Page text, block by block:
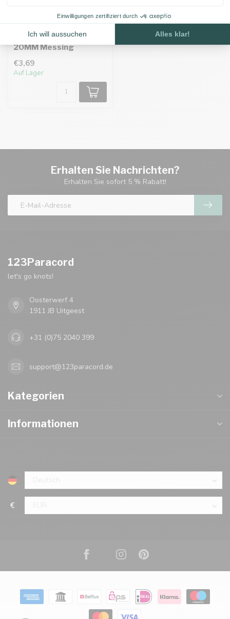
Doppelsteg-Schnalle
20MM Messing
€3,69
Auf Lager
Erhalten Sie Nachrichten?
Erhalten Sie sofort 5 % Rabatt!
123Paracord
let's go knots!
Oosterwerf 4
1911 JB Uitgeest
+31 (0)75 2040 399
support@123paracord.de
Kategorien
Informationen
€